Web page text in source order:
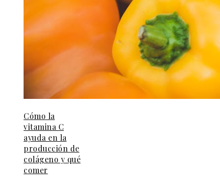
Cómo la
vitamina C
ayuda en la
producción de
colágeno y qué
comer